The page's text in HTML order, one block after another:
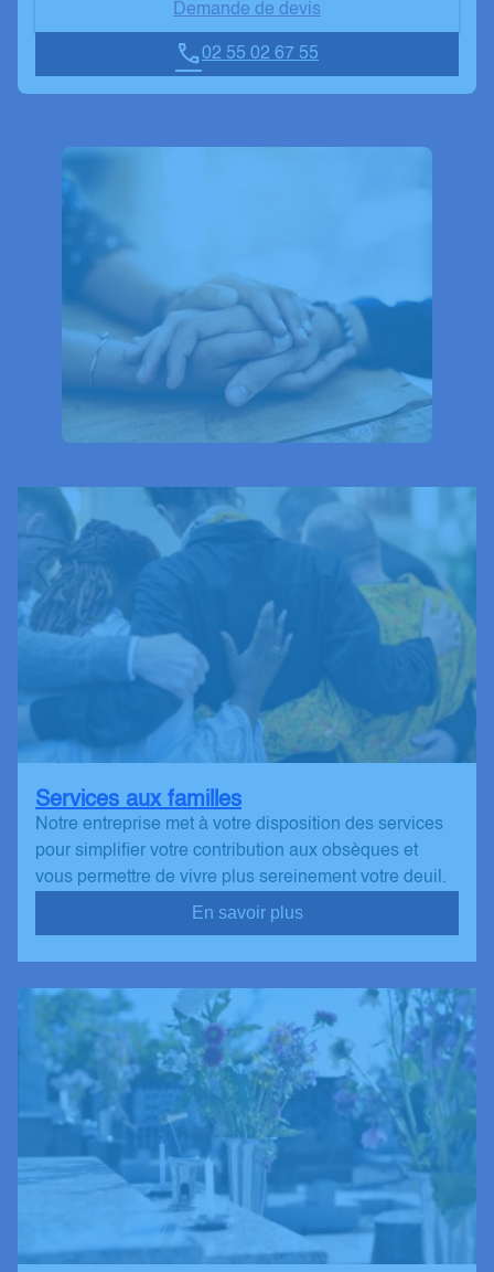
Demande de devis
02 55 02 67 55
Services aux familles
Notre entreprise met à votre disposition des services
pour simplifier votre contribution aux obsèques et
vous permettre de vivre plus sereinement votre deuil.
En savoir plus